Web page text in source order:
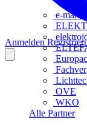
e-marke
OVE
WKO
Alle Partner
Anmelden